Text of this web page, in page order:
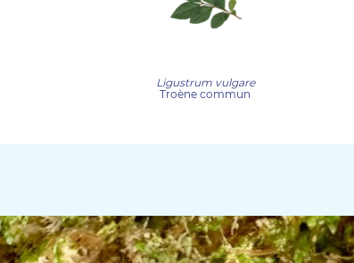
Ligustrum vulgare
Troène commun